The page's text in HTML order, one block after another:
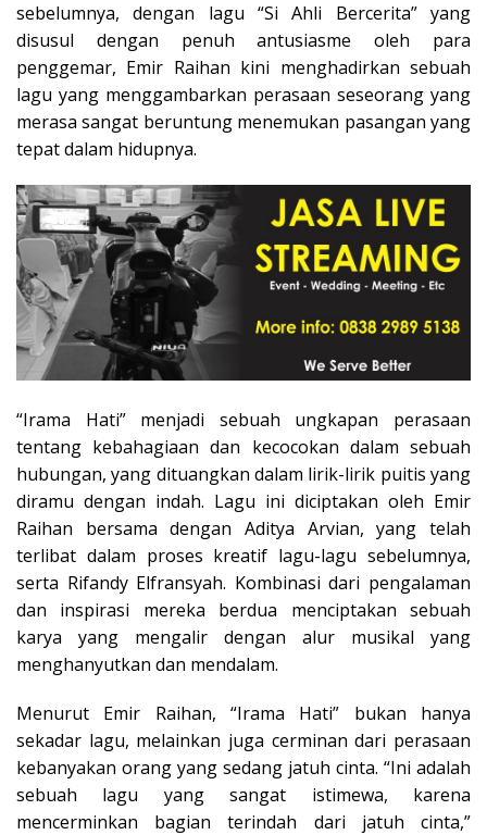
sebelumnya, dengan lagu “Si Ahli Bercerita” yang
disusul dengan penuh antusiasme oleh para
penggemar, Emir Raihan kini menghadirkan sebuah
lagu yang menggambarkan perasaan seseorang yang
merasa sangat beruntung menemukan pasangan yang
tepat dalam hidupnya.
“Irama Hati” menjadi sebuah ungkapan perasaan
tentang kebahagiaan dan kecocokan dalam sebuah
hubungan, yang dituangkan dalam lirik-lirik puitis yang
diramu dengan indah. Lagu ini diciptakan oleh Emir
Raihan bersama dengan Aditya Arvian, yang telah
terlibat dalam proses kreatif lagu-lagu sebelumnya,
serta Rifandy Elfransyah. Kombinasi dari pengalaman
dan inspirasi mereka berdua menciptakan sebuah
karya yang mengalir dengan alur musikal yang
menghanyutkan dan mendalam.
Menurut Emir Raihan, “Irama Hati” bukan hanya
sekadar lagu, melainkan juga cerminan dari perasaan
kebanyakan orang yang sedang jatuh cinta. “Ini adalah
sebuah lagu yang sangat istimewa, karena
mencerminkan bagian terindah dari jatuh cinta,”